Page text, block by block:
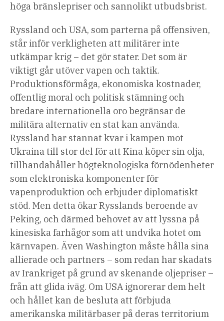
höga bränslepriser och sannolikt utbudsbrist.
Ryssland och USA, som parterna på offensiven,
står inför verkligheten att militärer inte
utkämpar krig – det gör stater. Det som är
viktigt går utöver vapen och taktik.
Produktionsförmåga, ekonomiska kostnader,
offentlig moral och politisk stämning och
bredare internationella oro begränsar de
militära alternativ en stat kan använda.
Ryssland har stannat kvar i kampen mot
Ukraina till stor del för att Kina köper sin olja,
tillhandahåller högteknologiska förnödenheter
som elektroniska komponenter för
vapenproduktion och erbjuder diplomatiskt
stöd. Men detta ökar Rysslands beroende av
Peking, och därmed behovet av att lyssna på
kinesiska farhågor som att undvika hotet om
kärnvapen. Även Washington måste hålla sina
allierade och partners – som redan har skadats
av Irankriget på grund av skenande oljepriser –
från att glida iväg. Om USA ignorerar dem helt
och hållet kan de besluta att förbjuda
amerikanska militärbaser på deras territorium